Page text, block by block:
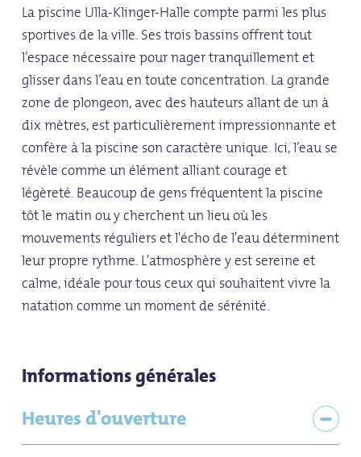
La piscine Ulla-Klinger-Halle compte parmi les plus
sportives de la ville. Ses trois bassins offrent tout
l’espace nécessaire pour nager tranquillement et
glisser dans l’eau en toute concentration. La grande
zone de plongeon, avec des hauteurs allant de un à
dix mètres, est particulièrement impressionnante et
confère à la piscine son caractère unique. Ici, l’eau se
révèle comme un élément alliant courage et
légèreté. Beaucoup de gens fréquentent la piscine
tôt le matin ou y cherchent un lieu où les
mouvements réguliers et l'écho de l'eau déterminent
leur propre rythme. L'atmosphère y est sereine et
calme, idéale pour tous ceux qui souhaitent vivre la
natation comme un moment de sérénité.
Informations générales
Heures d'ouverture